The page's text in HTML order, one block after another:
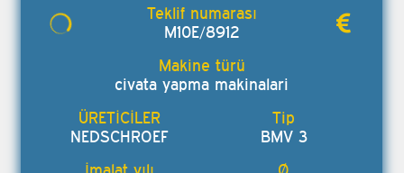
M10E/8912
civata yapma makinalari
NEDSCHROEF BMV 3